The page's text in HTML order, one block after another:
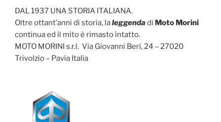
DAL 1937 UNA STORIA ITALIANA.
Oltre ottant’anni di storia, laleggenda di Moto Morini
continua ed il mito è rimasto intatto.
MOTO MORINI s.r.l. Via Giovanni Beri, 24 – 27020
Trivolzio – Pavia Italia